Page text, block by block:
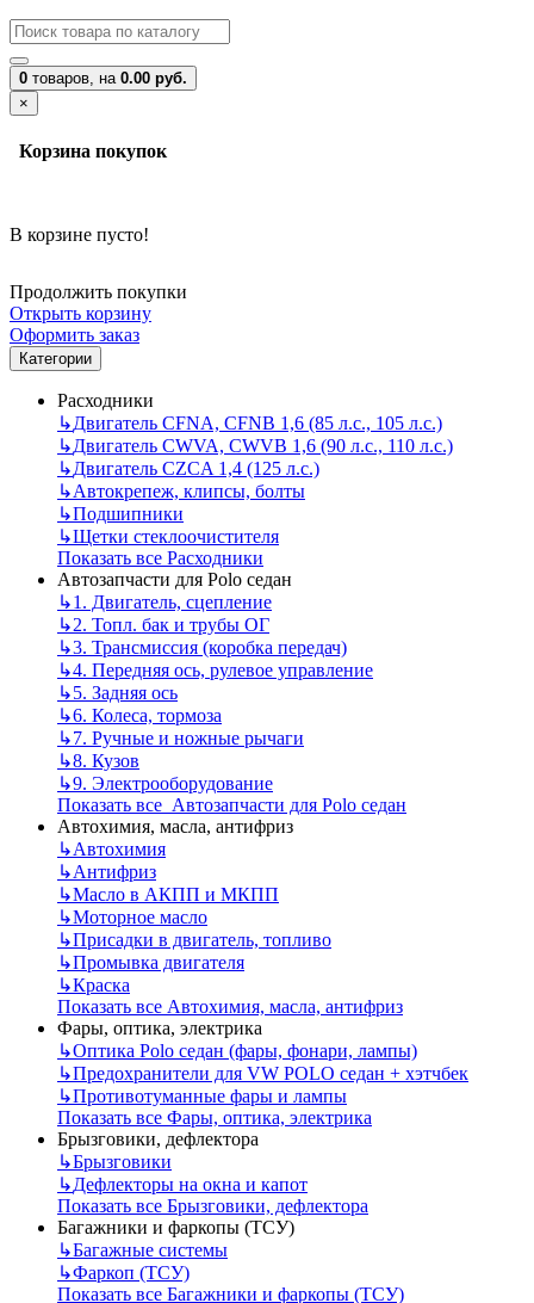
0 товаров, на 0.00 руб.
×
Корзина покупок
В корзине пусто!
Продолжить покупки
Открыть корзину
Оформить заказ
Категории
Расходники
↳Двигатель CFNA, CFNB 1,6 (85 л.с., 105 л.с.)
↳Двигатель CWVA, CWVB 1,6 (90 л.с., 110 л.с.)
↳Двигатель CZCA 1,4 (125 л.с.)
↳Автокрепеж, клипсы, болты
↳Подшипники
↳Щетки стеклоочистителя
Показать все Расходники
Автозапчасти для Polo седан
↳1. Двигатель, сцепление
↳2. Топл. бак и трубы ОГ
↳3. Трансмиссия (коробка передач)
↳4. Передняя ось, рулевое управление
↳5. Задняя ось
↳6. Колеса, тормоза
↳7. Ручные и ножные рычаги
↳8. Кузов
↳9. Электрооборудование
Показать все Автозапчасти для Polo седан
Автохимия, масла, антифриз
↳Автохимия
↳Антифриз
↳Масло в АКПП и МКПП
↳Моторное масло
↳Присадки в двигатель, топливо
↳Промывка двигателя
↳Краска
Показать все Автохимия, масла, антифриз
Фары, оптика, электрика
↳Оптика Polo седан (фары, фонари, лампы)
↳Предохранители для VW POLO седан + хэтчбек
↳Противотуманные фары и лампы
Показать все Фары, оптика, электрика
Брызговики, дефлектора
↳Брызговики
↳Дефлекторы на окна и капот
Показать все Брызговики, дефлектора
Багажники и фаркопы (ТСУ)
↳Багажные системы
↳Фаркоп (ТСУ)
Показать все Багажники и фаркопы (ТСУ)